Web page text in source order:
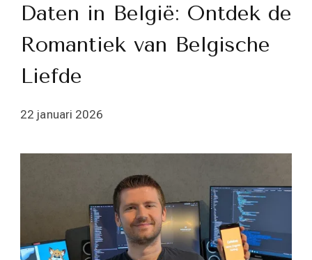
Daten in België: Ontdek de
Romantiek van Belgische
Liefde
22 januari 2026